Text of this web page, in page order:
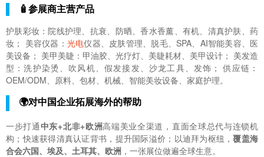
🧴参展商主营产品
护肤彩妆：院线护理、抗衰、防晒、香水香薰、有机、清真护肤、药
妆； 美容仪器： 光电仪器、皮肤管理、脱毛、SPA、AI智能美容、医
美设备； 美甲美睫：甲油胶、光疗灯、美睫耗材、美甲设计； 美发造
型：洗护染烫、吹风机、假发接发、沙龙工具、发饰； 供应链：
OEM/ODM、原料、包材、机械、智能美妆设备、家庭护理。
🌍对中国企业拓展海外的帮助
一步打通中东+北非+欧洲高端美业全渠道，直面全球总代与连锁机
构；快速获得清真认证背书，提升国际溢价；以迪拜为枢纽，覆盖海
合会六国、埃及、土耳其、欧洲 ，一张展位做遍全球生意。